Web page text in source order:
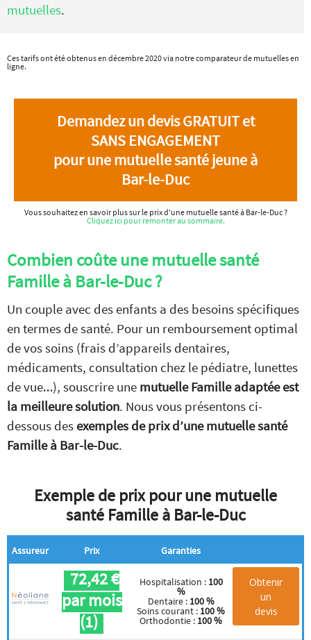
mutuelles.
Ces tarifs ont été obtenus en décembre 2020 via notre comparateur de mutuelles en
ligne.
Demandez un devis GRATUIT et
SANS ENGAGEMENT
pour une mutuelle santé jeune à
Bar-le-Duc
Vous souhaitez en savoir plus sur le prix d'une mutuelle santé à Bar-le-Duc ?
Cliquez ici pour remonter au sommaire.
Combien coûte une mutuelle santé
Famille à Bar-le-Duc ?
Un couple avec des enfants a des besoins spécifiques
en termes de santé. Pour un remboursement optimal
de vos soins (frais d’appareils dentaires,
médicaments, consultation chez le pédiatre, lunettes
de vue…), souscrire une mutuelle Famille adaptée est
la meilleure solution. Nous vous présentons ci-
dessous des exemples de prix d’une mutuelle santé
Famille à Bar-le-Duc.
Exemple de prix pour une mutuelle
santé Famille à Bar-le-Duc
Assureur Prix Garanties
72,42 €
par mois
(1)
Hospitalisation : 100
%
Dentaire : 100 %
Soins courant : 100 %
Orthodontie : 100 %
Obtenir
un
devis